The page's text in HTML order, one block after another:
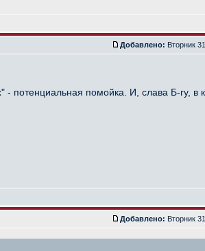
Добавлено: Вторник
- потенциальная помойка. И, слава Б-гу, в
Добавлено: Вторник